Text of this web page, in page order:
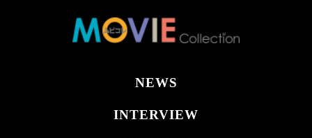
NEWS
INTERVIEW